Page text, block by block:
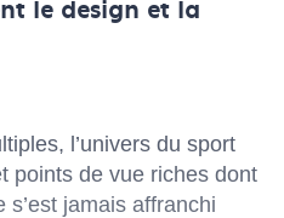
le design et la
l’univers du sport
points de vue riches dont
jamais affranchi